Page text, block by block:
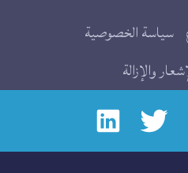
سياسة الخصوصية
والإزالة